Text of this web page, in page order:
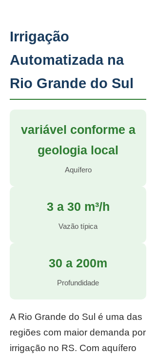
Irrigação
Automatizada na
Rio Grande do Sul
variável conforme a
geologia local
Aquífero
3 a 30 m³/h
Vazão típica
30 a 200m
Profundidade
A Rio Grande do Sul é uma das
regiões com maior demanda por
irrigação no RS. Com aquífero